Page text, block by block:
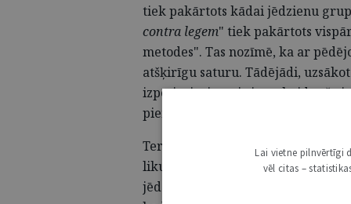
tiek pakārtots kādai jēdzienu
contra legem" tiek pakārtots
metodes". Tas nozīmē, ka ar
atšķirīgu saturu. Tādējādi,
izpēti, vispirms ir jānoskaidro šā
piemērošanas metožu sistēmā.
Termins
contra legem tulkojumā
likumu vērsts", "likumu
jēdzienu
var
Lai vietne pilnvērtīgi
vēl citas –